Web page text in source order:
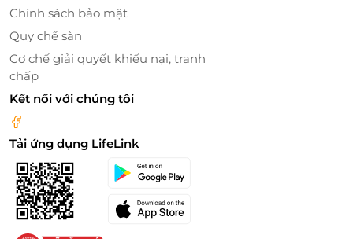
Chính sách bảo mật
Quy chế sàn
Cơ chế giải quyết khiếu nại, tranh
chấp
Kết nối với chúng tôi
Tải ứng dụng LifeLink